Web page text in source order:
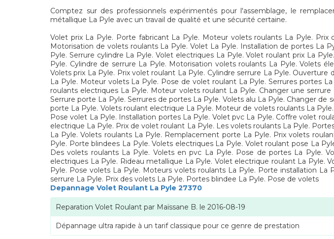
Comptez sur des professionnels expérimentés pour l'assemblage, le
métallique La Pyle avec un travail de qualité et une sécurité certaine.
Volet prix La Pyle. Porte fabricant La Pyle. Moteur volets roulants La Pyle.
Motorisation de volets roulants La Pyle. Volet La Pyle. Installation de portes La
Pyle. Serrure cylindre La Pyle. Volet electriques La Pyle. Volet roulant prix La
Pyle. Cylindre de serrure La Pyle. Motorisation volets roulants La Pyle. Volets
Volets prix La Pyle. Prix volet roulant La Pyle. Cylindre serrure La Pyle.
La Pyle. Moteur volets La Pyle. Pose de volet roulant La Pyle. Serrures portes
roulants electriques La Pyle. Moteur volets roulant La Pyle. Changer une
Serrure porte La Pyle. Serrures de portes La Pyle. Volets alu La Pyle. Changer
porte La Pyle. Volets roulant electrique La Pyle. Moteur de volets roulants La
Pose volet La Pyle. Installation portes La Pyle. Volet pvc La Pyle. Coffre volet
electrique La Pyle. Prix de volet roulant La Pyle. Les volets roulants La Pyle.
La Pyle. Volets roulants La Pyle. Remplacement porte La Pyle. Prix volets
Pyle. Porte blindees La Pyle. Volets electriques La Pyle. Volet roulant pose La
Des volets roulants La Pyle. Volets en pvc La Pyle. Pose de portes La Pyle.
electriques La Pyle. Rideau metallique La Pyle. Volet electrique roulant La Pyle.
Pyle. Pose volets La Pyle. Moteurs volets roulants La Pyle. Porte installation
serrure La Pyle. Prix des volets La Pyle. Portes blindee La Pyle. Pose de volets
Depannage Volet Roulant La Pyle 27370
Reparation Volet Roulant par Maïssane B. le 2016-08-19
Dépannage ultra rapide à un tarif classique pour ce genre de prestation